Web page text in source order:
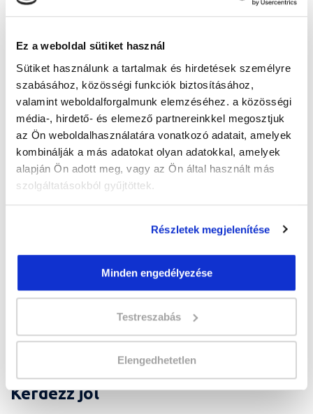
Ez a weboldal sütiket használ
Sütiket használunk a tartalmak és hirdetések személyre
szabásához, közösségi funkciók biztosításához,
valamint weboldalforgalmunk elemzéséhez. a közösségi
média-, hirdető- és elemező partnereinkkel megosztjuk
az Ön weboldalhasználatára vonatkozó adatait, amelyek
kombinálják a más adatokat olyan adatokkal, amelyek
alapján Ön adott meg, vagy az Ön által használt más
szolgáltatásokból gyűjtöttek.
Részletek megjelenítése
Minden engedélyezése
Testreszabás
Elengedhetetlen
tudásodat illetően!
Milyen készségekre lesz
szükséged business
coachként?
Összegyűjtöttük azokat a készségeket, amik
fontosak, ha coach szeretnél lenni. Ha elnyerte a
szakma a tetszésedet, de nem tudod, hogy
rendelkezel-e azokkal a személyiségi jegyekkel
és készségekkel, amik szükségesek hozzá, akkor
Kommunikálj tisztán és érthetően
Az első és legfontosabb készség, ami szükséges,
ha coach szeretnél lenni, az a tiszta és világos
kommunikáció. A coachok egyik fő eszköze a
beszéd, a személyes kommunikáció, ezért
enélkül nem tud működni egy coaching ülés
sem. Tucatnyi módszer áll rendelkezésre, amik
segítenek fejleszteni a kommunikációs
Kérdezz jól